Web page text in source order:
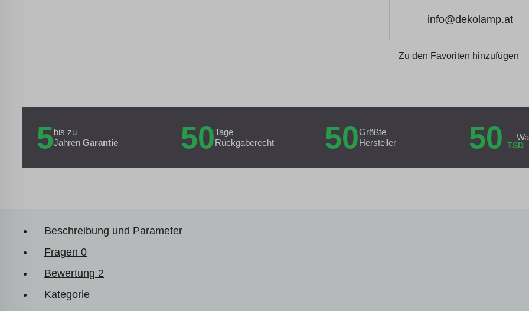
info@dekolamp.at
Zu den Favoriten hinzufügen
5bis zu
Jahren Garantie 50Tage
Rückgaberecht
50Größte
Hersteller
50 TSD
Beschreibung und Parameter
Fragen 0
Bewertung 2
Kategorie